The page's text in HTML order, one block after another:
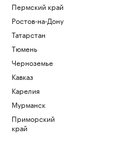
Пермский край
Ростов-на-Дону
Татарстан
Тюмень
Черноземье
Кавказ
Карелия
Мурманск
Приморский
край